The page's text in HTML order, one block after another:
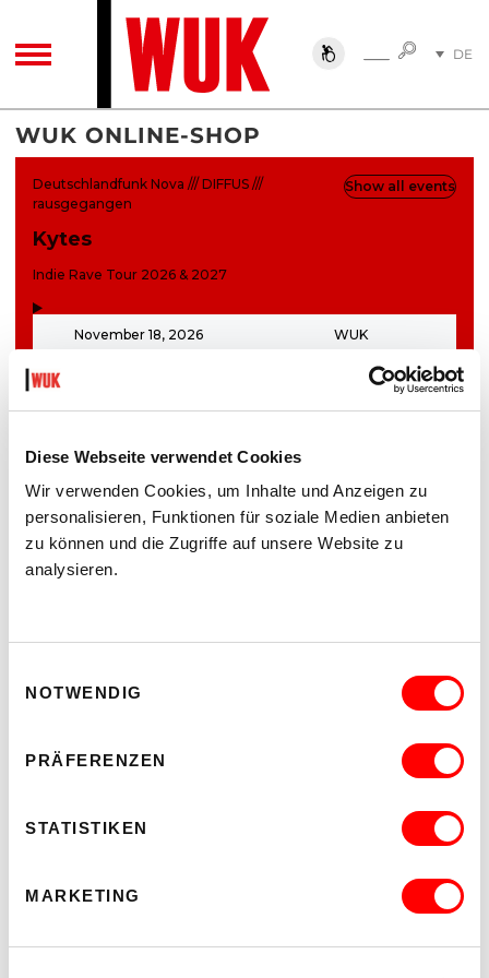
Diese Webseite verwendet Cookies
Wir verwenden Cookies, um Inhalte und Anzeigen zu
personalisieren, Funktionen für soziale Medien anbieten
zu können und die Zugriffe auf unsere Website zu
analysieren.
NOTWENDIG
PRÄFERENZEN
STATISTIKEN
MARKETING
TOGGLE NAVIGATIONSUCHESUCHE
DE
WUK ONLINE-SHOP